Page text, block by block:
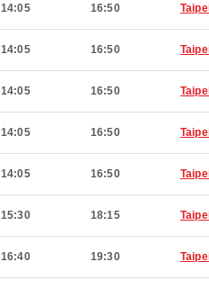
14:05 16:50
14:05 16:50
14:05 16:50
14:05 16:50
14:05 16:50
15:30 18:15
16:40 19:30